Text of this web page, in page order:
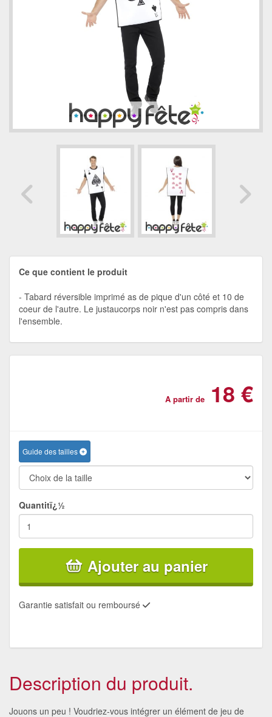
Ce que contient le produit
Tabard réversible imprimé as de pique d'un côté et 10 de
coeur de l'autre. Le justaucorps noir n'est pas compris dans
l'ensemble.
A partir de 18 €
Guide des tailles
Quantitï¿½
Ajouter au panier
Garantie satisfait ou remboursé
Description du produit.
Jouons un peu ! Voudriez-vous intégrer un élément de jeu de